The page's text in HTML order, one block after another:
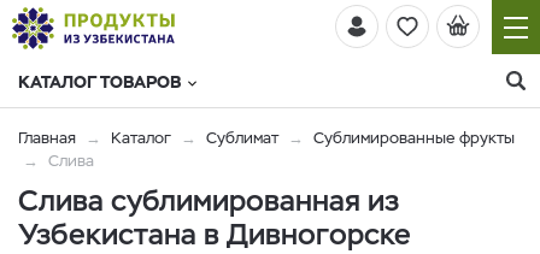
КАТАЛОГ ТОВАРОВ
Главная Каталог Сублимат
Сублимированные фрукты
Слива
Слива сублимированная из
Узбекистана в Дивногорске